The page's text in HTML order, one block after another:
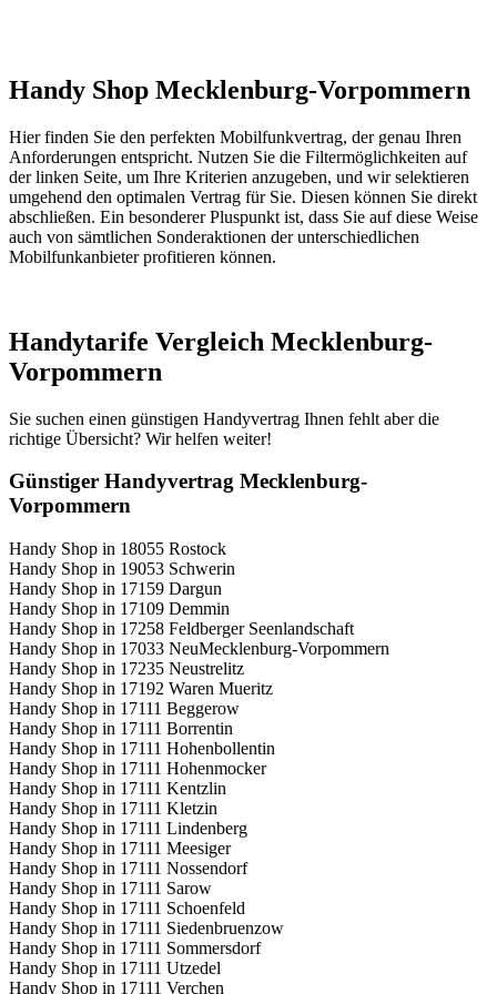
Handy Shop Mecklenburg-Vorpommern
Hier finden Sie den perfekten Mobilfunkvertrag, der genau Ihren
Anforderungen entspricht. Nutzen Sie die Filtermöglichkeiten auf
der linken Seite, um Ihre Kriterien anzugeben, und wir selektieren
umgehend den optimalen Vertrag für Sie. Diesen können Sie direkt
abschließen. Ein besonderer Pluspunkt ist, dass Sie auf diese Weise
auch von sämtlichen Sonderaktionen der unterschiedlichen
Mobilfunkanbieter profitieren können.
Handytarife Vergleich Mecklenburg-
Vorpommern
Sie suchen einen günstigen Handyvertrag Ihnen fehlt aber die
richtige Übersicht? Wir helfen weiter!
Günstiger Handyvertrag Mecklenburg-
Vorpommern
Handy Shop in 18055 Rostock
Handy Shop in 19053 Schwerin
Handy Shop in 17159 Dargun
Handy Shop in 17109 Demmin
Handy Shop in 17258 Feldberger Seenlandschaft
Handy Shop in 17033 NeuMecklenburg-Vorpommern
Handy Shop in 17235 Neustrelitz
Handy Shop in 17192 Waren Mueritz
Handy Shop in 17111 Beggerow
Handy Shop in 17111 Borrentin
Handy Shop in 17111 Hohenbollentin
Handy Shop in 17111 Hohenmocker
Handy Shop in 17111 Kentzlin
Handy Shop in 17111 Kletzin
Handy Shop in 17111 Lindenberg
Handy Shop in 17111 Meesiger
Handy Shop in 17111 Nossendorf
Handy Shop in 17111 Sarow
Handy Shop in 17111 Schoenfeld
Handy Shop in 17111 Siedenbruenzow
Handy Shop in 17111 Sommersdorf
Handy Shop in 17111 Utzedel
Handy Shop in 17111 Verchen